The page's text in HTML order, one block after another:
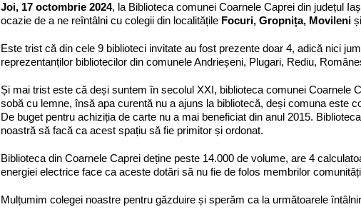
Joi, 17 octombrie 2024, la Biblioteca comunei Coarnele Caprei din județul
ocazie de a ne reîntâlni cu colegii din localitățile Focuri, Gropnița, Movileni
Este trist că din cele 9 biblioteci invitate au fost prezente doar 4, adică nici
reprezentanților bibliotecilor din comunele Andrieșeni, Plugari, Rediu,
Și mai trist este că deși suntem în secolul XXI, biblioteca comunei Coarnele
sobă cu lemne, însă apa curentă nu a ajuns la bibliotecă, deși comuna este
De buget pentru achiziția de carte nu a mai beneficiat din anul 2015.
noastră să facă ca acest spațiu să fie primitor și ordonat.
Biblioteca din Coarnele Caprei deține peste 14.000 de volume, are 4
energiei electrice face ca aceste dotări să nu fie de folos membrilor
Mulțumim colegei noastre pentru găzduire și sperăm ca la următoarele